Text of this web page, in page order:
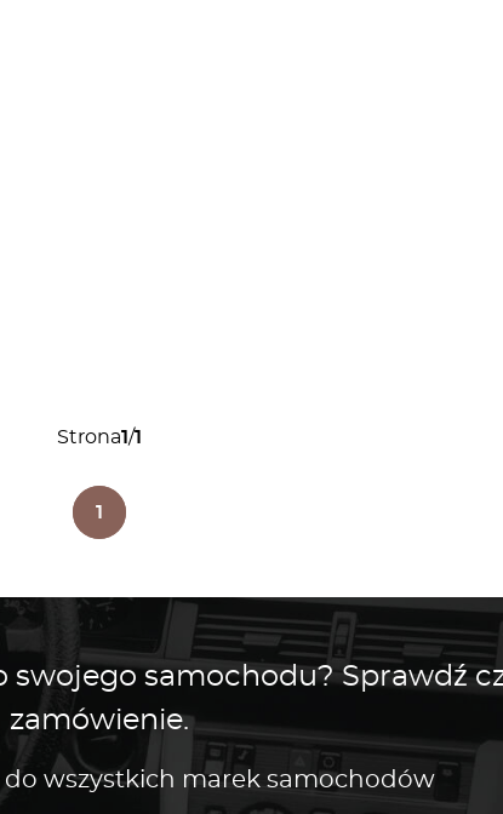
Strona1/1
1
swojego samochodu? Sprawdź
zamówienie.
do wszystkich marek samochodów